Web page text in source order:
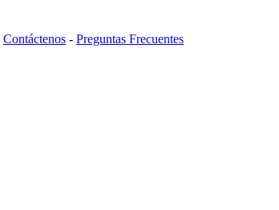
Contáctenos - Preguntas Frecuentes